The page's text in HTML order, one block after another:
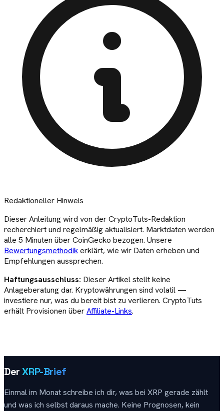
Redaktioneller Hinweis
DieserAnleitungwird von der CryptoTuts-Redaktion
recherchiert und regelmäßig aktualisiert. Marktdaten werden
alle 5 Minuten über CoinGecko bezogen. Unsere
Bewertungsmethodikerklärt, wie wir Daten erheben und
Empfehlungen aussprechen.
Haftungsausschluss: Dieser Artikel stellt keine
Anlageberatung dar. Kryptowährungen sind volatil —
investiere nur, was du bereit bist zu verlieren. CryptoTuts
erhält Provisionen überAffiliate-Links.
DerXRP-Brief
Einmal im Monat schreibe ich dir, was bei XRP gerade zählt
und was ich selbst daraus mache. Keine Prognosen, kein